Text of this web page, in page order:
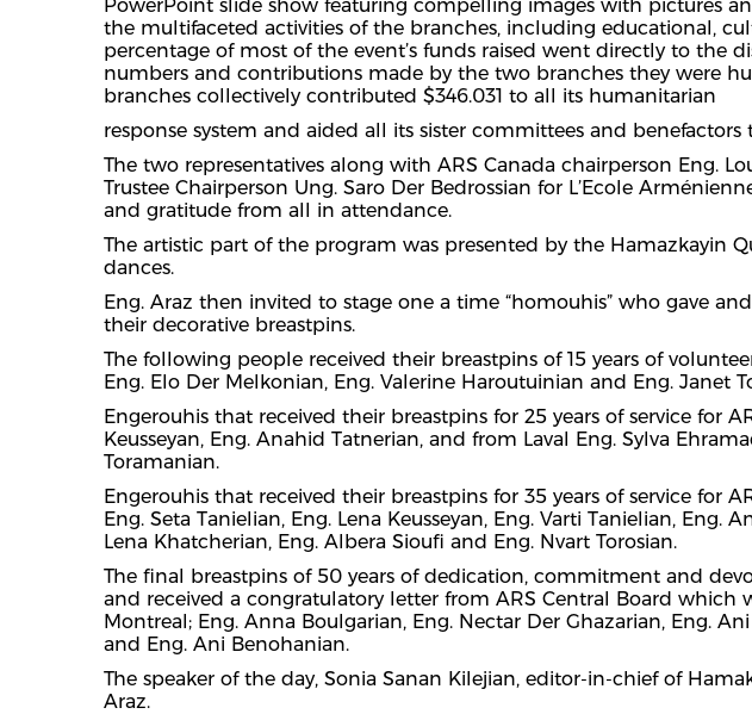
PowerPoint slide show featuring compelling images with pictures
the multifaceted activities of the branches, including educational,
percentage of most of the event’s funds raised went directly to
numbers and contributions made by the two branches they were
branches collectively contributed $346.031 to all its humanitarian
response system and aided all its sister committees and
The two representatives along with ARS Canada chairperson Eng.
Trustee Chairperson Ung. Saro Der Bedrossian for L’Ecole
and gratitude from all in attendance.
The artistic part of the program was presented by the Hamazkayin
dances.
Eng. Araz then invited to stage one a time “homouhis” who gave
their decorative breastpins.
The following people received their breastpins of 15 years of
Eng. Elo Der Melkonian, Eng. Valerine Haroutuinian and Eng. Janet
Engerouhis that received their breastpins for 25 years of service for
Keusseyan, Eng. Anahid Tatnerian, and from Laval Eng. Sylva
Toramanian.
Engerouhis that received their breastpins for 35 years of service for
Eng. Seta Tanielian, Eng. Lena Keusseyan, Eng. Varti Tanielian, Eng.
Lena Khatcherian, Eng. Albera Sioufi and Eng. Nvart Torosian.
The final breastpins of 50 years of dedication, commitment and
and received a congratulatory letter from ARS Central Board which
Montreal; Eng. Anna Boulgarian, Eng. Nectar Der Ghazarian, Eng.
and Eng. Ani Benohanian.
The speaker of the day, Sonia Sanan Kilejian, editor-in-chief of
Araz.